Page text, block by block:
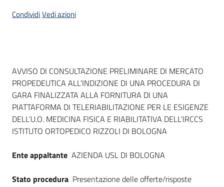
Seguici
su
CondividiVedi azioni
Dati del bando
AVVISO DI CONSULTAZIONE PRELIMINARE DI MERCATO
PROPEDEUTICA ALL’INDIZIONE DI UNA PROCEDURA DI
GARA FINALIZZATA ALLA FORNITURA DI UNA
PIATTAFORMA DI TELERIABILITAZIONE PER LE ESIGENZE
DELL’U.O. MEDICINA FISICA E RIABILITATIVA DELL’IRCCS
ISTITUTO ORTOPEDICO RIZZOLI DI BOLOGNA
Ente appaltante AZIENDA USL DI BOLOGNA
Stato procedura Presentazione delle offerte/risposte